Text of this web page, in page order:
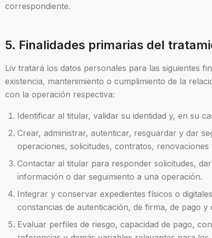
correspondiente.
5. Finalidades primarias del
Liv tratará los datos personales para las siguientes
existencia, mantenimiento o cumplimiento de la
con la operación respectiva:
Identificar al titular, validar su identidad y, en su
Crear, administrar, autenticar, resguardar y dar
operaciones, solicitudes, contratos, renovaciones
Contactar al titular para responder solicitudes,
información o dar seguimiento a una operación.
Integrar y conservar expedientes físicos o
constancias de autenticación, de firma, de pago y
Evaluar perfiles de riesgo, capacidad de pago,